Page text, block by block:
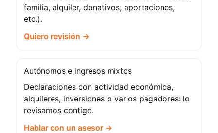
familia, alquiler, donativos, aportaciones,
etc.).
Quiero revisión →
Autónomos e ingresos mixtos
Declaraciones con actividad económica,
alquileres, inversiones o varios pagadores: lo
revisamos contigo.
Hablar con un asesor →